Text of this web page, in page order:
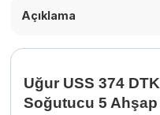
Açıklama
Uğur USS 374
Soğutucu 5 Ahşap